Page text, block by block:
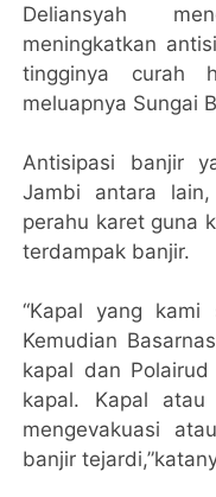
Deliansyah
meningkatkan
tingginya curah
meluapnya Sungai
Antisipasi banjir
Jambi antara
perahu karet guna
terdampak banjir.
“Kapal yang
Kemudian
kapal dan
kapal. Kapal
mengevakuasi
banjir